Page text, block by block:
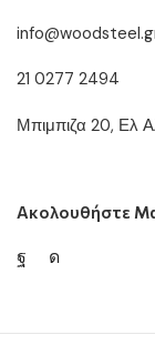
21 0277 2494
Μπιμπιζα 20, Ελ
Ακολουθήστε